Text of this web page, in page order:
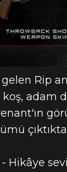
Rip
adam
- Hikâye